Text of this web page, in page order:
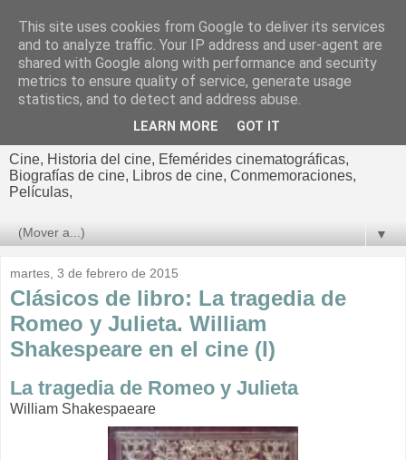
El cultural
cinematográfico de Jorge
Cine, Historia del cine, Efemérides cinematográficas,
Biografías de cine, Libros de cine, Conmemoraciones,
Películas,
▼
martes, 3 de febrero de 2015
Clásicos de libro: La tragedia de
Romeo y Julieta. William
Shakespeare en el cine (I)
La tragedia de Romeo y Julieta
William Shakespaeare
This site uses cookies from Google to deliver its services
and to analyze traffic. Your IP address and user-agent are
shared with Google along with performance and security
metrics to ensure quality of service, generate usage
statistics, and to detect and address abuse.
LEARN MORE GOT IT